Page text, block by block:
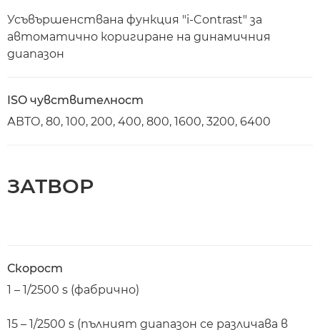
Усъвършенствана функция "i-Contrast" за
автоматично коригиране на динамичния
диапазон
ISO чувствителност
АВТО, 80, 100, 200, 400, 800, 1600, 3200, 6400
ЗАТВОР
Скорост
1 – 1/2500 s (фабрично)
15 – 1/2500 s (пълният диапазон се различава в